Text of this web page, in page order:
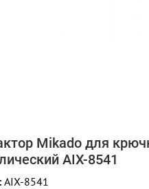
Mikado для
AIX-8541
AIX-8541